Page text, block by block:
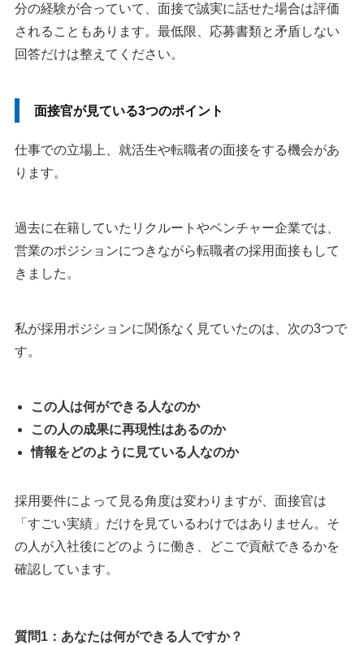
分の経験が合っていて、面接で誠実に話せた場合は評価
されることもあります。最低限、応募書類と矛盾しない
回答だけは整えてください。
面接官が見ている3つのポイント
仕事での立場上、就活生や転職者の面接をする機会があ
ります。
過去に在籍していたリクルートやベンチャー企業では、
営業のポジションにつきながら転職者の採用面接もして
きました。
私が採用ポジションに関係なく見ていたのは、次の3つで
す。
この人は何ができる人なのか
この人の成果に再現性はあるのか
情報をどのように見ている人なのか
採用要件によって見る角度は変わりますが、面接官は
「すごい実績」だけを見ているわけではありません。そ
の人が入社後にどのように働き、どこで貢献できるかを
確認しています。
質問1：あなたは何ができる人ですか？